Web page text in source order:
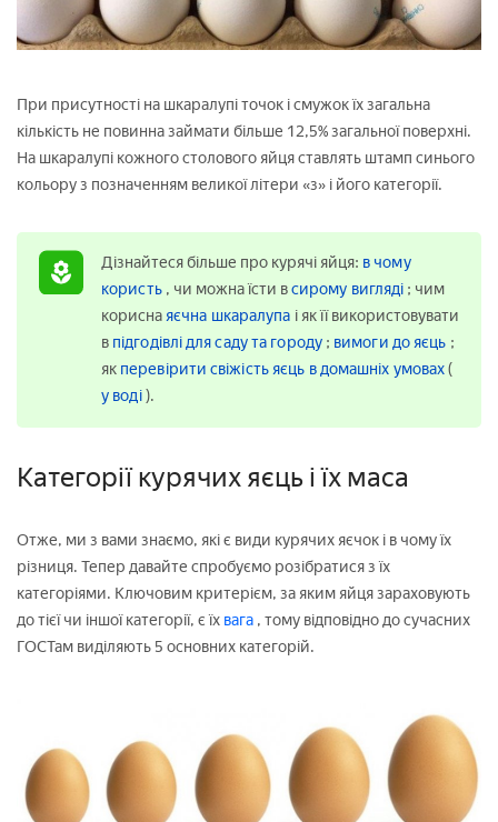
При присутності на шкаралупі точок і смужок їх загальна
кількість не повинна займати більше 12,5% загальної поверхні.
На шкаралупі кожного столового яйця ставлять штамп синього
кольору з позначенням великої літери «з» і його категорії.
Дізнайтеся більше про курячі яйця: в чому
користь , чи можна їсти всирому вигляді ; чим
кориснаяєчна шкаралупа і як її використовувати
в підгодівлі для саду та городу ; вимоги до яєць ;
як перевірити свіжість яєць в домашніх умовах(
у воді).
Категорії курячих яєць і їх маса
Отже, ми з вами знаємо, які є види курячих яєчок і в чому їх
різниця. Тепер давайте спробуємо розібратися з їх
категоріями. Ключовим критерієм, за яким яйця зараховують
до тієї чи іншої категорії, є їх вага , тому відповідно до сучасних
ГОСТам виділяють 5 основних категорій.